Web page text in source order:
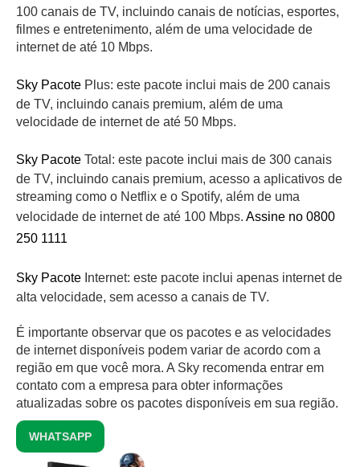
100 canais de TV, incluindo canais de notícias, esportes,
filmes e entretenimento, além de uma velocidade de
internet de até 10 Mbps.
Sky Pacote Plus: este pacote inclui mais de 200 canais
de TV, incluindo canais premium, além de uma
velocidade de internet de até 50 Mbps.
Sky Pacote Total: este pacote inclui mais de 300 canais
de TV, incluindo canais premium, acesso a aplicativos de
streaming como o Netflix e o Spotify, além de uma
velocidade de internet de até 100 Mbps. Assine no 0800
250 1111
Sky Pacote Internet: este pacote inclui apenas internet de
alta velocidade, sem acesso a canais de TV.
É importante observar que os pacotes e as velocidades
de internet disponíveis podem variar de acordo com a
região em que você mora. A Sky recomenda entrar em
contato com a empresa para obter informações
atualizadas sobre os pacotes disponíveis em sua região.
WHATSAPP